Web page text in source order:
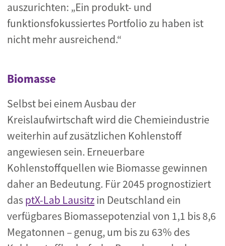
auszurichten: „Ein produkt- und
funktionsfokussiertes Portfolio zu haben ist
nicht mehr ausreichend.“
Biomasse
Selbst bei einem Ausbau der
Kreislaufwirtschaft wird die Chemieindustrie
weiterhin auf zusätzlichen Kohlenstoff
angewiesen sein. Erneuerbare
Kohlenstoffquellen wie Biomasse gewinnen
daher an Bedeutung. Für 2045 prognostiziert
dasptX-Lab Lausitzin Deutschland ein
verfügbares Biomassepotenzial von 1,1 bis 8,6
Megatonnen – genug, um bis zu 63% des